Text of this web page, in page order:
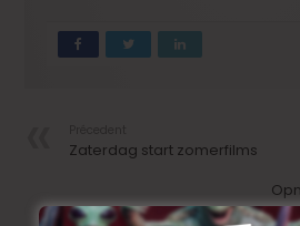
Zaterdag start zomerfilms